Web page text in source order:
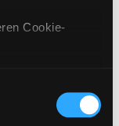
Cookie-